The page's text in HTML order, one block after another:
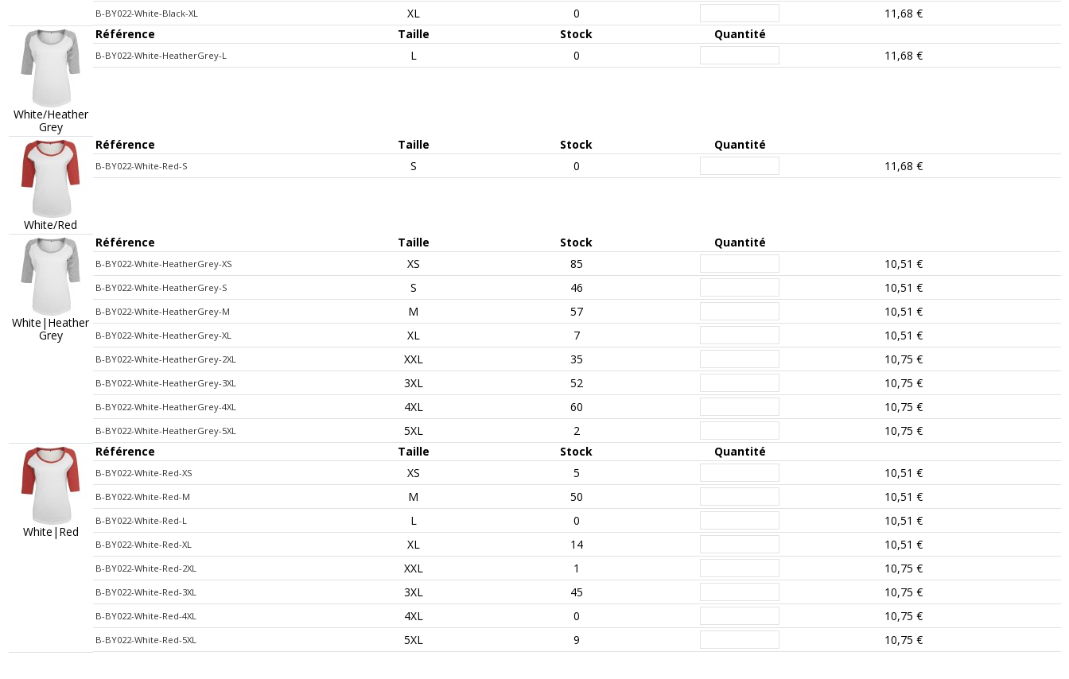
B-BY022-White-Black-XL XL 0 11,68 €
White/Heather
Grey
Référence Taille Stock Quantité
B-BY022-White-HeatherGrey-L L 0 11,68 €
White/Red
Référence Taille Stock Quantité
B-BY022-White-Red-S S 0 11,68 €
White|Heather
Grey
Référence Taille Stock Quantité
B-BY022-White-HeatherGrey-XS XS 85 10,51 €
B-BY022-White-HeatherGrey-S S 46 10,51 €
B-BY022-White-HeatherGrey-M M 57 10,51 €
B-BY022-White-HeatherGrey-XL XL 7 10,51 €
B-BY022-White-HeatherGrey-2XL XXL 35 10,75 €
B-BY022-White-HeatherGrey-3XL 3XL 52 10,75 €
B-BY022-White-HeatherGrey-4XL 4XL 60 10,75 €
B-BY022-White-HeatherGrey-5XL 5XL 2 10,75 €
White|Red
Référence Taille Stock Quantité
B-BY022-White-Red-XS XS 5 10,51 €
B-BY022-White-Red-M M 50 10,51 €
B-BY022-White-Red-L L 0 10,51 €
B-BY022-White-Red-XL XL 14 10,51 €
B-BY022-White-Red-2XL XXL 1 10,75 €
B-BY022-White-Red-3XL 3XL 45 10,75 €
B-BY022-White-Red-4XL 4XL 0 10,75 €
B-BY022-White-Red-5XL 5XL 9 10,75 €